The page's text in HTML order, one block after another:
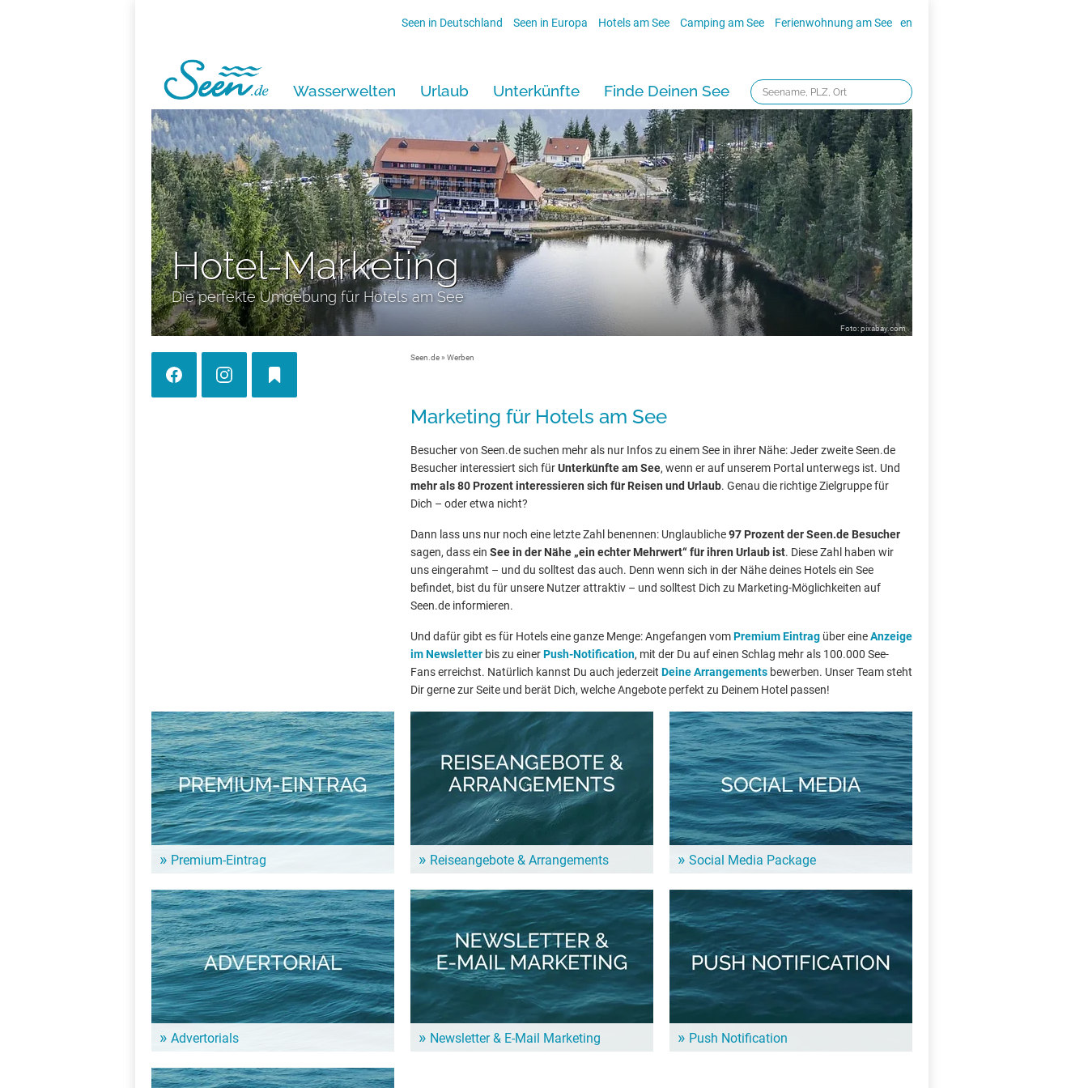
Seen in Deutschland Seen in Europa Hotels am See Camping am See Ferienwohnung am See en
Wasserwelten Urlaub Unterkünfte Finde Deinen See
Hotel-Marketing
Die perfekte Umgebung für Hotels am See
Foto: pixabay.com
Seen.de» Werben
Marketing für Hotels am See
Besucher von Seen.de suchen mehr als nur Infos zu einem See in ihrer Nähe: Jeder zweite Seen.de
Besucher interessiert sich fürUnterkünfte am See, wenn er auf unserem Portal unterwegs ist. Und
mehr als 80 Prozent interessieren sich für Reisen und Urlaub. Genau die richtige Zielgruppe für
Dich – oder etwa nicht?
Dann lass uns nur noch eine letzte Zahl benennen: Unglaubliche97 Prozent der Seen.de Besucher
sagen, dass ein See in der Nähe „ein echter Mehrwert“ für ihren Urlaub ist. Diese Zahl haben wir
uns eingerahmt – und du solltest das auch. Denn wenn sich in der Nähe deines Hotels ein See
befindet, bist du für unsere Nutzer attraktiv – und solltest Dich zu Marketing-Möglichkeiten auf
Seen.de informieren.
Und dafür gibt es für Hotels eine ganze Menge: Angefangen vomPremium Eintrag über eineAnzeige
im Newsletter bis zu einerPush-Notification, mit der Du auf einen Schlag mehr als 100.000 See-
Fans erreichst. Natürlich kannst Du auch jederzeit Deine Arrangements bewerben. Unser Team steht
Dir gerne zur Seite und berät Dich, welche Angebote perfekt zu Deinem Hotel passen!
Premium-Eintrag
unserer Seite zu Urlaubsangeboten sowohl in
Deutschland als auch in unseren EU-
Nachbarländern. Soll Dein Hotel da etwa fehlen?
Advertorials
Möglichkeit, um besondere Leistungen oder
Reiseangebote & Arrangements
Übernachtungen? Perfekt, denn auch wir können
mehr! Im Bereich Urlaub am Wasser kannst Du vom
All-Inclusive-Paket über ein...
Newsletter & E-Mail Marketing
Social Media Package
um Dein Hotel in einer relevanten Zielgruppe
bekannter zu machen. Zum Beispiel durch ein
Gewinnspiel oder ein Quiz.
Push Notification